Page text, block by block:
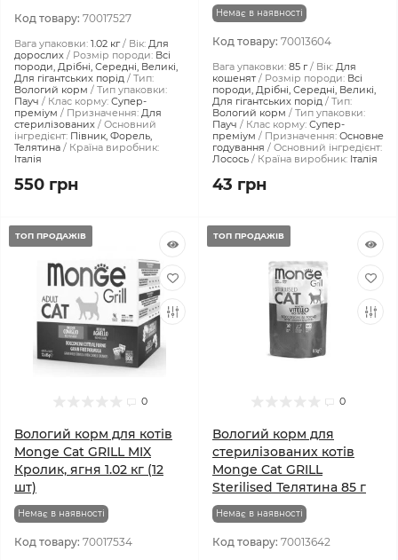
Код товару: 70017527
Вага упаковки: 1.02 кг Вік: Для
дорослих
Розмір породи: Всі
породи, Дрібні, Середні, Великі,
Для гігантських порід
Тип:
Вологий корм
Тип упаковки:
Пауч
Клас корму: Супер-
преміум
Призначення: Для
стерилізованих
Основний
інгредієнт: Півник, Форель,
Телятина
Країна виробник:
Італія
550 грн
Немає в наявності
Код товару: 70013604
Вага упаковки: 85 г Вік: Для
кошенят
Розмір породи: Всі
породи, Дрібні, Середні, Великі,
Для гігантських порід
Тип:
Вологий корм
Тип упаковки:
Пауч
Клас корму: Супер-
преміум
Призначення: Основне
годування
Основний інгредієнт:
Лосось
Країна виробник: Італія
43 грн
ТОП ПРОДАЖІВ
0
Вологий корм для котів
Monge Cat GRILL MIX
Кролик, ягня 1.02 кг (12
шт)
Немає в наявності
Код товару: 70017534
ТОП ПРОДАЖІВ
0
Вологий корм для
стерилізованих котів
Monge Cat GRILL
Sterilised Телятина 85 г
Немає в наявності
Код товару: 70013642